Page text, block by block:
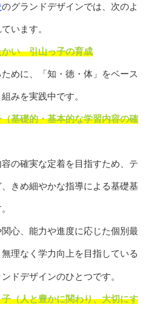
のグランドデザインでは、次のよ
います。
かい 引山っ子の育成
めに、「知・徳・体」をベース
みを実践中です。
基礎的・基本的な学習内容の確
の確実な定着を目指すため、テ
きめ細やかな指導による基礎基
心、能力や進度に応じた個別最
理なく学力向上を目指している
ドデザインのひとつです。
（人と豊かに関わり、大切にす